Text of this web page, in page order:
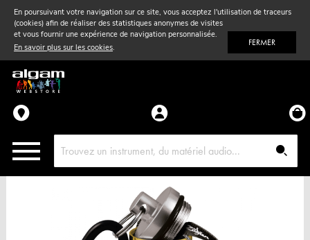
En poursuivant votre navigation sur ce site, vous acceptez l'utilisation de traceurs
(cookies) afin de réaliser des statistiques anonymes de visites
et vous fournir une expérience de navigation personnalisée.
En savoir plus sur les cookies. FERMER
Vent& Violon
Accessoires
Pièces détachées